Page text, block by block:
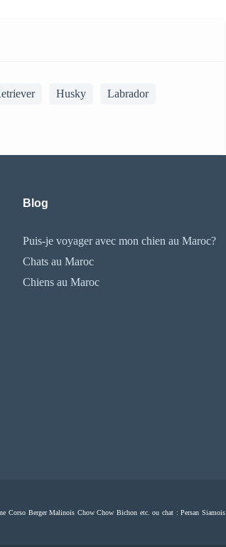
Husky Labrador
Blog
Puis-je voyager avec mon chien au Maroc?
Chats au Maroc
Chiens au Maroc
Corso Berger Malinois Chow Chow Bichon etc. ou chat : Persan Siamois